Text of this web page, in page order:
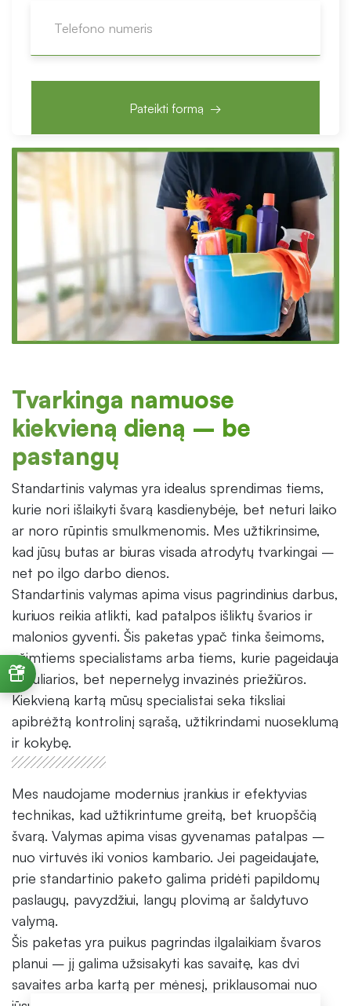
Tvarkinga namuose
kiekvieną dieną – be
pastangų
Standartinis valymas yra idealus sprendimas tiems,
kurie nori išlaikyti švarą kasdienybėje, bet neturi laiko
ar noro rūpintis smulkmenomis. Mes užtikrinsime,
kad jūsų butas ar biuras visada atrodytų tvarkingai –
net po ilgo darbo dienos.
Standartinis valymas apima visus pagrindinius darbus,
kuriuos reikia atlikti, kad patalpos išliktų švarios ir
malonios gyventi. Šis paketas ypač tinka šeimoms,
užimtiems specialistams arba tiems, kurie pageidauja
reguliarios, bet nepernelyg invazinės priežiūros.
Kiekvieną kartą mūsų specialistai seka tiksliai
apibrėžtą kontrolinį sąrašą, užtikrindami nuoseklumą
ir kokybę.
Mes naudojame modernius įrankius ir efektyvias
technikas, kad užtikrintume greitą, bet kruopščią
švarą. Valymas apima visas gyvenamas patalpas –
nuo virtuvės iki vonios kambario. Jei pageidaujate,
prie standartinio paketo galima pridėti papildomų
paslaugų, pavyzdžiui, langų plovimą ar šaldytuvo
valymą.
Šis paketas yra puikus pagrindas ilgalaikiam švaros
planui – jį galima užsisakyti kas savaitę, kas dvi
savaites arba kartą per mėnesį, priklausomai nuo